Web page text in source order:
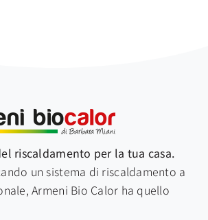
riscaldamento per la tua casa.
un sistema di riscaldamento a
Armeni Bio Calor ha quello